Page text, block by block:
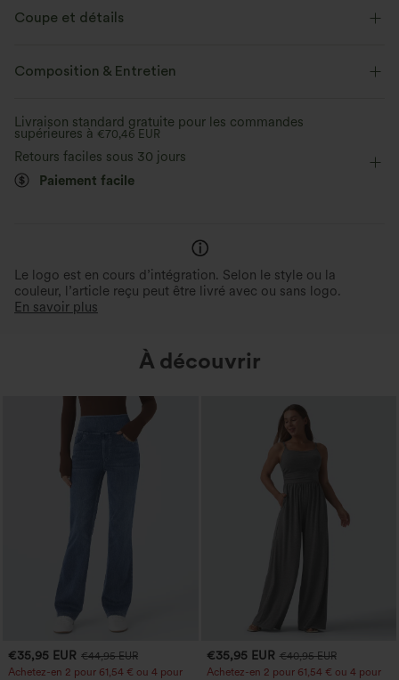
sèche rapidement pour un confort supplémentaire.
Coupe et détails
Près du corps Col carré
Élasticité moyenne Élasticité quatre directions
Composition & Entretien
Livraison standard gratuite pour les commandes
supérieures à €70,46 EUR
Retours faciles sous 30 jours
Paiement facile
Le logo est en cours d’intégration. Selon le style ou la
couleur, l’article reçu peut être livré avec ou sans logo.
En savoir plus
À découvrir
€35,95 EUR €44,95 EUR
Achetez-en 2 pour 61,54 € ou 4 pour
€35,95 EUR €40,95 EUR
Achetez-en 2 pour 61,54 € ou 4 pour